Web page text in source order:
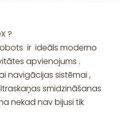
?
ir ideāls moderno
apvienojums .
navigācijas sistēmai ,
smidzināšanas
nekad nav bijusi tik